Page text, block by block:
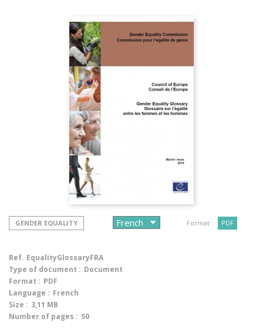
GENDER EQUALITY Format : PDF
Ref. EqualityGlossaryFRA
Type of document : Document
Format : PDF
Language : French
Size : 3,11 MB
Number of pages : 50